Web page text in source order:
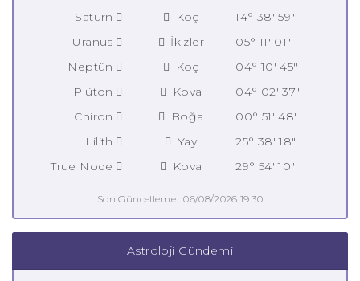
Satürn
Koç
14° 38' 59"
Uranüs
İkizler
05° 11' 01"
Neptün
Koç
04° 10' 45"
Plüton
Kova
04° 02' 37"
Chiron
Boğa
00° 51' 48"
Lilith
Yay
25° 38' 18"
True Node
Kova 29° 54' 10"
Son Güncelleme : 06/08/2026 19:30
Astroloji Gündemi